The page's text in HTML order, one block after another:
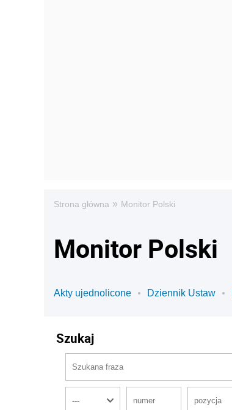
Strona główna » Monitor Polski
Monitor Polski
Akty ujednolicone Dziennik Ustaw
Szukaj